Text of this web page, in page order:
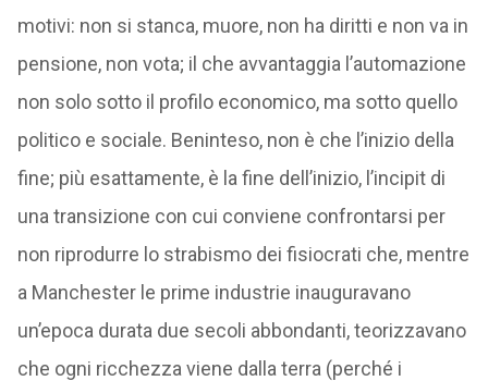
motivi: non si stanca, muore, non ha diritti e non va in
pensione, non vota; il che avvantaggia l’automazione
non solo sotto il profilo economico, ma sotto quello
politico e sociale. Beninteso, non è che l’inizio della
fine; più esattamente, è la fine dell’inizio, l’incipit di
una transizione con cui conviene confrontarsi per
non riprodurre lo strabismo dei fisiocrati che, mentre
a Manchester le prime industrie inauguravano
un’epoca durata due secoli abbondanti, teorizzavano
che ogni ricchezza viene dalla terra (perché i